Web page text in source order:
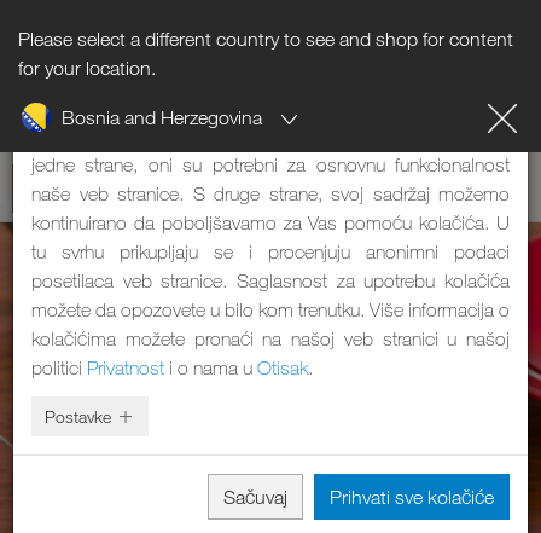
Please select a different country to see and shop for content
for your location.
Bosnia and Herzegovina
Napomena o kolačićima
Naša veb stranica koristi kolačiće. Oni imaju dve funkcije: S
jedne strane, oni su potrebni za osnovnu funkcionalnost
naše veb stranice. S druge strane, svoj sadržaj možemo
kontinuirano da poboljšavamo za Vas pomoću kolačića. U
tu svrhu prikupljaju se i procenjuju anonimni podaci
posetilaca veb stranice. Saglasnost za upotrebu kolačića
možete da opozovete u bilo kom trenutku. Više informacija o
kolačićima možete pronaći na našoj veb stranici u našoj
politici Privatnost i o nama u Otisak.
Postavke
Sačuvaj Prihvati sve kolačiće